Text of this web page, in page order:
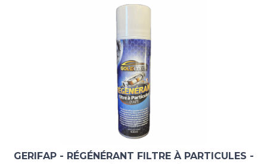
GERIFAP - RÉGÉNÉRANT FILTRE À PARTICULES -